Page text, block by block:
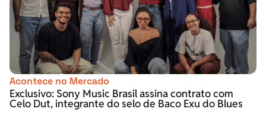
Acontece no Mercado
Exclusivo: Sony Music Brasil assina contrato com
Celo Dut, integrante do selo de Baco Exu do Blues